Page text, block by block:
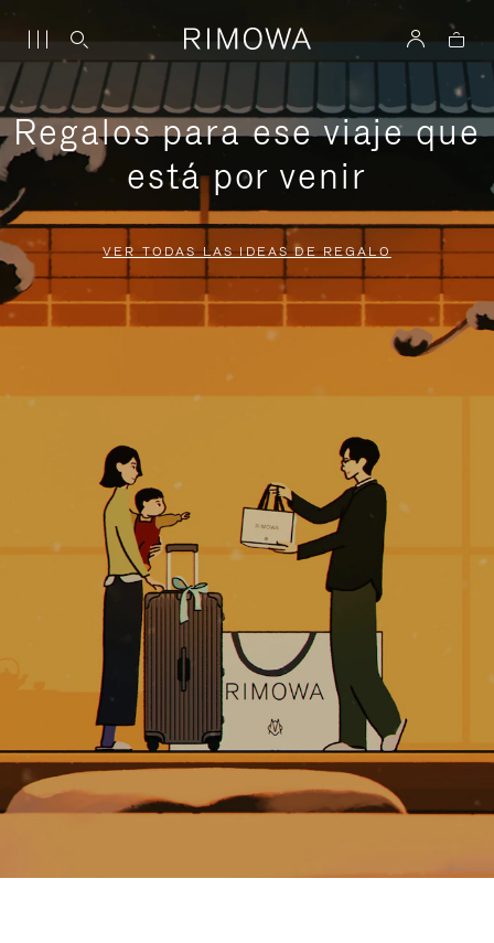
Regalos para ese viaje que
está por venir
VER TODAS LAS IDEAS DE REGALO